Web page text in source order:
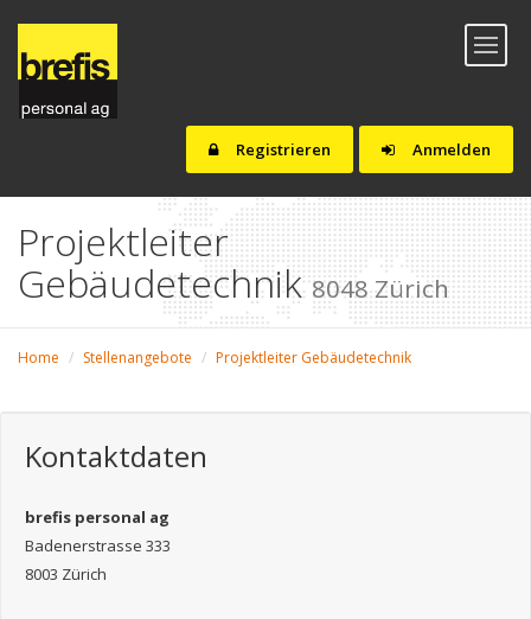
Anmelden
Registrieren
Toggle
Projektleiter
Gebäudetechnik8048 Zürich
Home Stellenangebote Projektleiter Gebäudetechnik
Kontaktdaten
brefis personal ag
Badenerstrasse 333
8003 Zürich